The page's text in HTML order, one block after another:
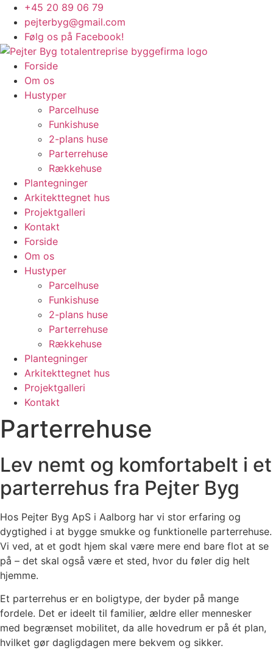
Videre
indhold
+45 20 89 06 79
pejterbyg@gmail.com
Følg os på Facebook!
Forside
Om os
Hustyper
Parcelhuse
Funkishuse
2-plans huse
Parterrehuse
Rækkehuse
Plantegninger
Arkitekttegnet hus
Projektgalleri
Kontakt
Forside
Om os
Hustyper
Parcelhuse
Funkishuse
2-plans huse
Parterrehuse
Rækkehuse
Plantegninger
Arkitekttegnet hus
Projektgalleri
Kontakt
Parterrehuse
Lev nemt og komfortabelt i et
parterrehus fra Pejter Byg
Hos Pejter Byg ApS i Aalborg har vi stor erfaring og
dygtighed i at bygge smukke og funktionelle parterrehuse.
Vi ved, at et godt hjem skal være mere end bare flot at se
på – det skal også være et sted, hvor du føler dig helt
hjemme.
Et parterrehus er en boligtype, der byder på mange
fordele. Det er ideelt til familier, ældre eller mennesker
med begrænset mobilitet, da alle hovedrum er på ét plan,
hvilket gør dagligdagen mere bekvem og sikker.